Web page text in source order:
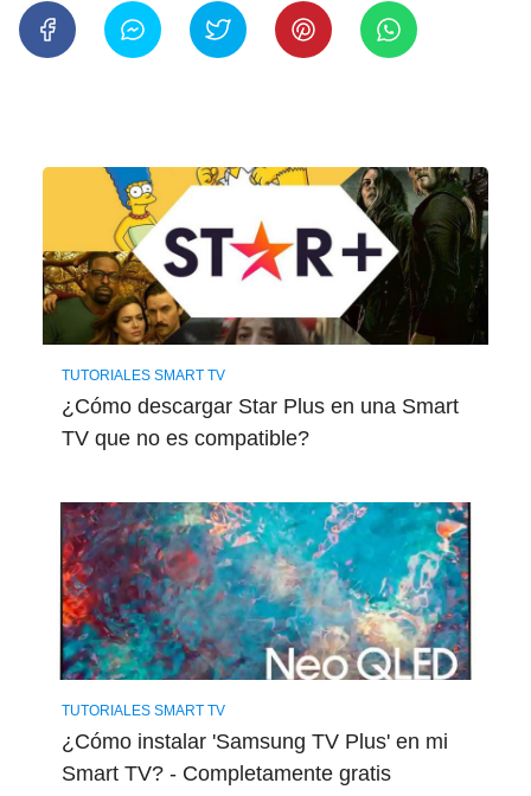
TUTORIALES SMART TV
¿Cómo descargar Star Plus en una Smart
TV que no es compatible?
TUTORIALES SMART TV
¿Cómo instalar 'Samsung TV Plus' en mi
Smart TV? - Completamente gratis